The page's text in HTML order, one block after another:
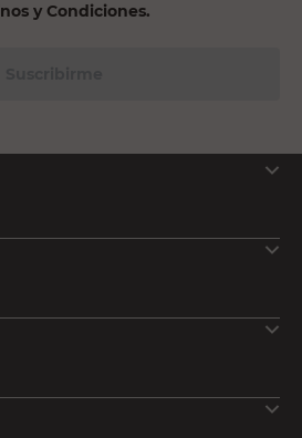
y Condiciones.